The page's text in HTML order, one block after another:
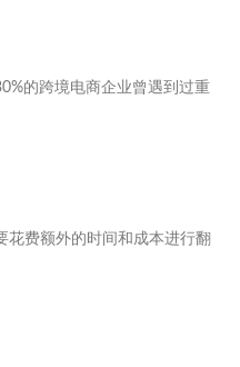
的跨境电商企业曾遇到过重
花费额外的时间和成本进行翻